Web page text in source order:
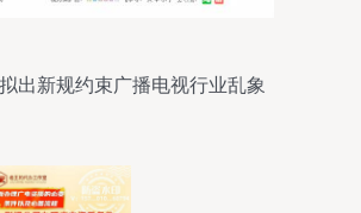
出新规约束广播电视行业乱象